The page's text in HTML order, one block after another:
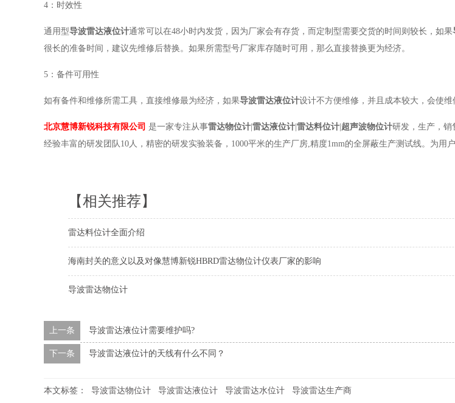
4：时效性
通用型导波雷达液位计通常可以在48小时内发货，因为厂家会有存货，而定制型需要交货的时间则较长，如果
很长的准备时间，建议先维修后替换。如果所需型号厂家库存随时可用，那么直接替换更为经济。
5：备件可用性
如有备件和维修所需工具，直接维修最为经济，如果导波雷达液位计设计不方便维修，并且成本较大，会使
北京慧博新锐科技有限公司 是一家专注从事雷达物位计 雷达液位计 雷达料位计 超声波物位计研发，生产，销
经验丰富的研发团队10人，精密的研发实验装备，1000平米的生产厂房,精度1mm的全屏蔽生产测试线。为用
【相关推荐】
雷达料位计全面介绍
海南封关的意义以及对像慧博新锐HBRD雷达物位计仪表厂家的影响
导波雷达物位计
上一条 导波雷达液位计需要维护吗?
下一条 导波雷达液位计的天线有什么不同？
本文标签： 导波雷达物位计 导波雷达液位计 导波雷达水位计 导波雷达生产商